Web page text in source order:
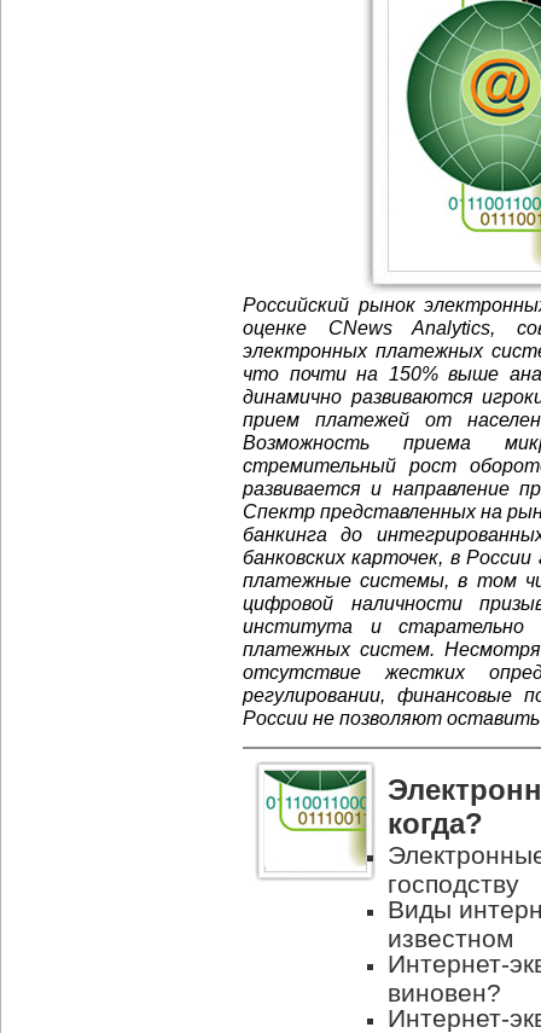
Российский рынок
оценке CNews Analytics,
электронных платежных
что почти на 150% выше
динамично развиваются
прием платежей от
Возможность приема
стремительный рост
развивается и направление
Спектр представленных на
банкинга до
банковских карточек, в
платежные системы, в том
цифровой наличности
института и старательно
платежных систем.
отсутствие жестких
регулировании, финансовые
России не позволяют оставить
когда?
господству
Виды
известном
Интернет-
виновен?
Интернет-